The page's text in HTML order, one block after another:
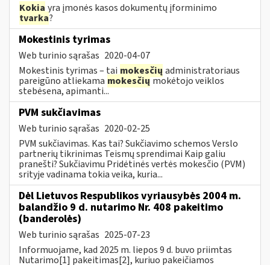
Kokia yra įmonės kasos dokumentų įforminimo
tvarka?
Mokestinis tyrimas
Web turinio sąrašas 2020-04-07
Mokestinis tyrimas – tai mokesčių administratoriaus
pareigūno atliekama mokesčiųmokėtojo veiklos
stebėsena, apimanti...
PVM sukčiavimas
Web turinio sąrašas 2020-02-25
PVM sukčiavimas. Kas tai? Sukčiavimo schemos Verslo
partnerių tikrinimas Teismų sprendimai Kaip galiu
pranešti? Sukčiavimu Pridėtinės vertės mokesčio (PVM)
srityje vadinama tokia veika, kuria...
Dėl Lietuvos Respublikos vyriausybės 2004 m.
balandžio 9 d. nutarimo Nr. 408 pakeitimo
(banderolės)
Web turinio sąrašas 2025-07-23
Informuojame, kad 2025 m. liepos 9 d. buvo priimtas
Nutarimo[1] pakeitimas[2], kuriuo pakeičiamos